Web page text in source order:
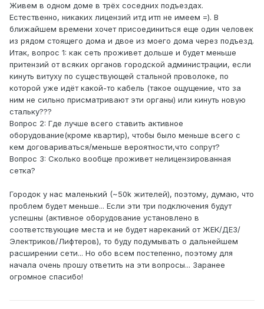
Живем в одном доме в трёх соседних подъездах.
Естественно, никаких лицензий итд итп не имеем =). В
ближайшем времени хочет присоединиться еще один человек
из рядом стоящего дома и двое из моего дома через подъезд.
Итак, вопрос 1: как сеть проживет дольше и будет меньше
притензий от всяких органов городской администрации, если
кинуть витуху по существующей стальной проволоке, по
которой уже идёт какой-то кабель (такое ощущение, что за
ним не сильно присматривают эти органы) или кинуть новую
стальку???
Вопрос 2: Где лучше всего ставить активное
оборудование(кроме квартир), чтобы было меньше всего с
кем договариваться/меньше вероятности,что сопрут?
Вопрос 3: Сколько вообще проживет нелицензированная
сетка?
Городок у нас маленький (~50k жителей), поэтому, думаю, что
проблем будет меньше... Если эти три подключения будут
успешны (активное оборудование установлено в
соответствующие места и не будет нареканий от ЖЕК/ДЕЗ/
Электриков/Лифтеров), то буду подумывать о дальнейшем
расширении сети... Но обо всем постепенно, поэтому для
начала очень прошу ответить на эти вопросы... Заранее
огромное спасибо!